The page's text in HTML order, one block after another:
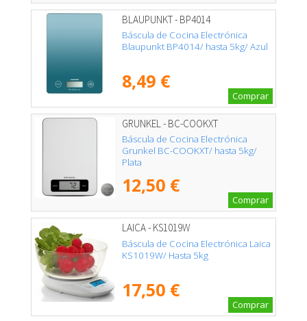
BLAUPUNKT - BP4014
Báscula de Cocina Electrónica
Blaupunkt BP4014/ hasta 5kg/ Azul
8,49 €
Comprar
GRUNKEL - BC-COOKXT
Báscula de Cocina Electrónica
Grunkel BC-COOKXT/ hasta 5kg/
Plata
12,50 €
Comprar
LAICA - KS1019W
Báscula de Cocina Electrónica Laica
KS1019W/ Hasta 5kg
17,50 €
Comprar